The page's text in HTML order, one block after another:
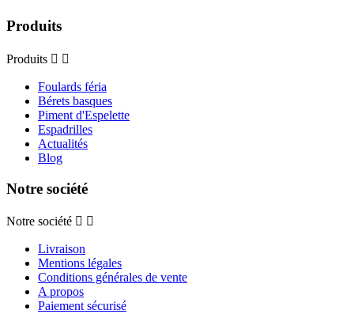
Produits
Produits  
Foulards féria
Bérets basques
Piment d'Espelette
Espadrilles
Actualités
Blog
Notre société
Notre société  
Livraison
Mentions légales
Conditions générales de vente
A propos
Paiement sécurisé